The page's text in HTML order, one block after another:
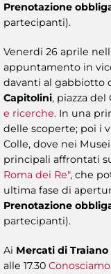
Prenotazione
partecipanti).
Venerdi 26 aprile
appuntamento in
davanti al gabbiotto
Capitolini, piazza
e ricerche. In una
delle scoperte; poi i
Colle, dove nei
principali affrontati
Roma dei Re", che
ultima fase di
Prenotazione
partecipanti).
Ai Mercati di
alle 17.30